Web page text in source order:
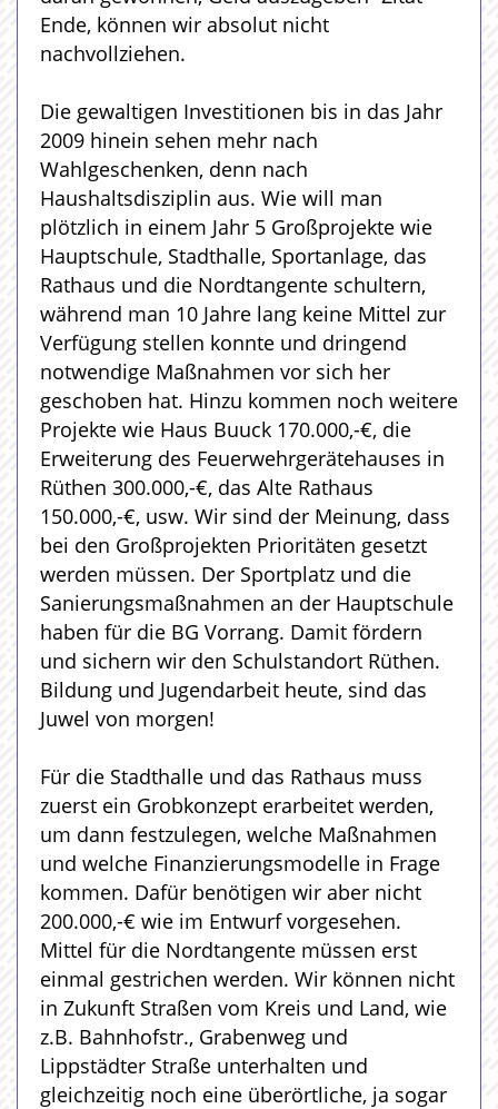
Ende, können wir absolut nicht
nachvollziehen.
Die gewaltigen Investitionen bis in das Jahr
2009 hinein sehen mehr nach
Wahlgeschenken, denn nach
Haushaltsdisziplin aus. Wie will man
plötzlich in einem Jahr 5 Großprojekte wie
Hauptschule, Stadthalle, Sportanlage, das
Rathaus und die Nordtangente schultern,
während man 10 Jahre lang keine Mittel zur
Verfügung stellen konnte und dringend
notwendige Maßnahmen vor sich her
geschoben hat. Hinzu kommen noch weitere
Projekte wie Haus Buuck 170.000,-€, die
Erweiterung des Feuerwehrgerätehauses in
Rüthen 300.000,-€, das Alte Rathaus
150.000,-€, usw. Wir sind der Meinung, dass
bei den Großprojekten Prioritäten gesetzt
werden müssen. Der Sportplatz und die
Sanierungsmaßnahmen an der Hauptschule
haben für die BG Vorrang. Damit fördern
und sichern wir den Schulstandort Rüthen.
Bildung und Jugendarbeit heute, sind das
Juwel von morgen!
Für die Stadthalle und das Rathaus muss
zuerst ein Grobkonzept erarbeitet werden,
um dann festzulegen, welche Maßnahmen
und welche Finanzierungsmodelle in Frage
kommen. Dafür benötigen wir aber nicht
200.000,-€ wie im Entwurf vorgesehen.
Mittel für die Nordtangente müssen erst
einmal gestrichen werden. Wir können nicht
in Zukunft Straßen vom Kreis und Land, wie
z.B. Bahnhofstr., Grabenweg und
Lippstädter Straße unterhalten und
gleichzeitig noch eine überörtliche, ja sogar